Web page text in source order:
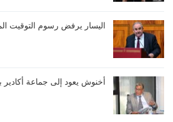
اليسار يرفض رسوم التوقيت
أخنوش يعود إلى جماعة أكادير بـ200 مليون